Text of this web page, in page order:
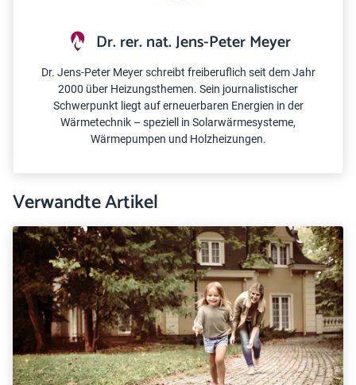
Dr. rer. nat. Jens-Peter Meyer
Dr. Jens-Peter Meyer schreibt freiberuflich seit dem Jahr
2000 über Heizungsthemen. Sein journalistischer
Schwerpunkt liegt auf erneuerbaren Energien in der
Wärmetechnik – speziell in Solarwärmesysteme,
Wärmepumpen und Holzheizungen.
Verwandte Artikel